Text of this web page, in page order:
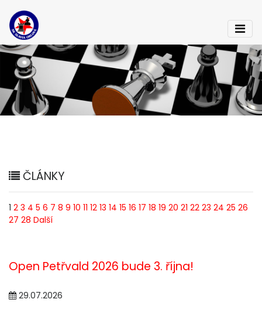
ČLÁNKY
1 2 3 4 5 6 7 8 9 10 11 12 13 14 15 16 17 18 19 20 21 22 23 24 25 26
27 28 Další
Open Petřvald 2026 bude 3. října!
29.07.2026